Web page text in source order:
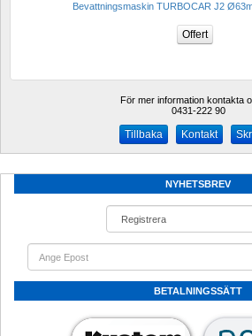
Bevattningsmaskin TURBOCAR J2
För mer information kontakta
0431-222 90
Kontakt
NYHETSBREV
BETALNINGSSÄTT